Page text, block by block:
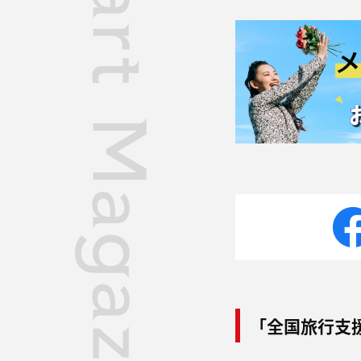
「全国旅行